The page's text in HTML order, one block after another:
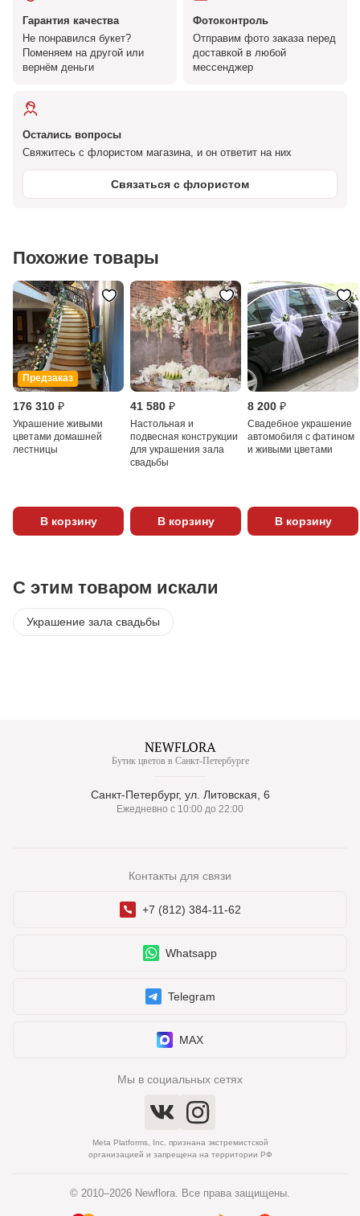
Гарантия качества
Не понравился букет?
Поменяем на другой или
вернём деньги
Фотоконтроль
Отправим фото заказа перед
доставкой в любой
мессенджер
Остались вопросы
Свяжитесь с флористом магазина, и он ответит на них
Связаться с флористом
Похожие товары
Предзаказ
176 310 ₽
Украшение живыми
цветами домашней
лестницы
В корзину
41 580 ₽
Настольная и
подвесная конструкции
для украшения зала
свадьбы
В корзину
8 200 ₽
Свадебное украшение
автомобиля с фатином
и живыми цветами
В корзину
С этим товаром искали
Украшение зала свадьбы
Бутик цветов в Санкт-Петербурге
Санкт-Петербург, ул. Литовская, 6
Ежедневно с 10:00 до 22:00
Контакты для связи
+7 (812) 384-11-62
Whatsapp
Telegram
MAX
Мы в социальных сетях
Meta Platforms, Inc. признана экстремистской
организацией и запрещена на территории РФ
© 2010–2026 Newflora. Все права защищены.